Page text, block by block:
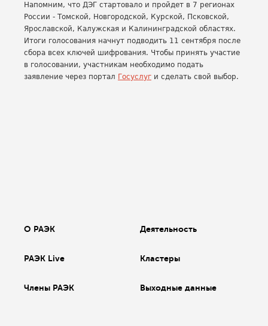
Напомним, что ДЭГ стартовало и пройдет в 7 регионах
России - Томской, Новгородской, Курской, Псковской,
Ярославской, Калужская и Калининградской областях.
Итоги голосования начнут подводить 11 сентября после
сбора всех ключей шифрования. Чтобы принять участие
в голосовании, участникам необходимо подать
заявление через портал Госуслуг и сделать свой выбор.
О РАЭК Деятельность
РАЭК Live Кластеры
Члены РАЭК Выходные данные